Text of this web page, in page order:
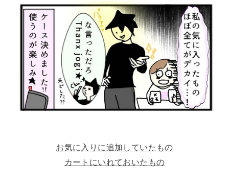
お気に入りに追加していたもの
カートにいれておいたもの